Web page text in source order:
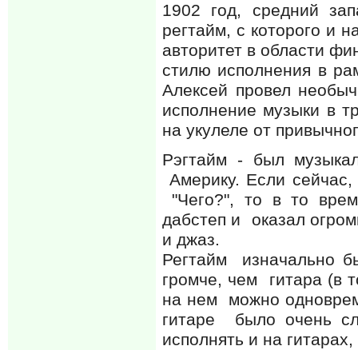
1902 год, средний
регтайм, с которого и
авторитет в области
стилю исполнения в
Алексей провел
исполнение музыки в
на укулеле от
Рэгтайм - был
Америку. Если
"Чего?", то в то
дабстеп и оказал
и джаз.
Регтайм изначально
громче, чем гитара (в
на нем можно
гитаре было очень
исполнять и на